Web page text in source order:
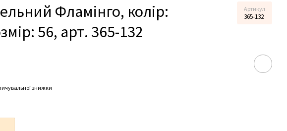
Фламінго, колір:
56, арт. 365-132
Артикул
365-132
знижки